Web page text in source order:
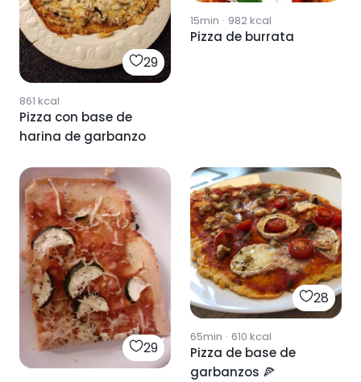
29
861 kcal
Pizza con base de
harina de garbanzo
15min · 982kcal
Pizza de burrata
29
28
65min · 610 kcal
Pizza de base de
garbanzos 🍕